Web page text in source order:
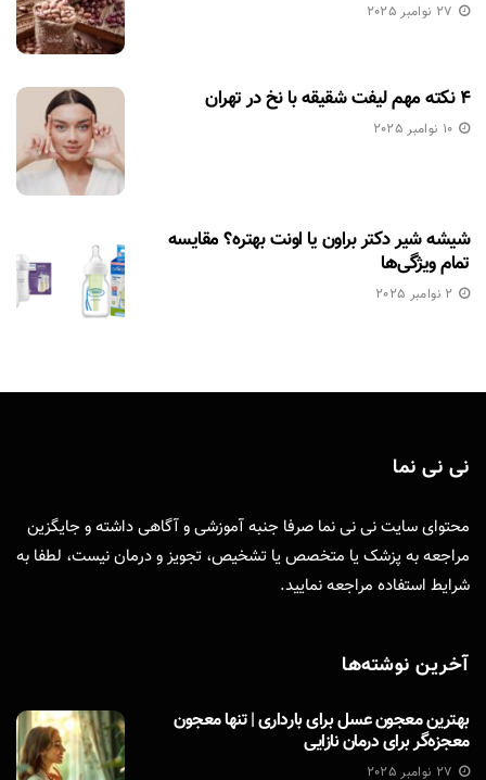
27 نوامبر 2025
۴ نکته مهم لیفت شقیقه با نخ در تهران
10 نوامبر 2025
شیشه شیر دکتر براون یا اونت بهتره؟ مقایسه
تمام ویژگی‌ها
2 نوامبر 2025
نی نی نما
محتوای سایت نی نی نما صرفا جنبه آموزشی و آگاهی داشته و جایگزین
مراجعه به پزشک یا متخصص یا تشخیص، تجویز و درمان نیست، لطفا به
شرایط استفاده مراجعه نمایید.
آخرین نوشته‌ها
بهترین معجون عسل برای بارداری | تنها معجون
معجزه‌گر برای درمان نازایی
27 نوامبر 2025